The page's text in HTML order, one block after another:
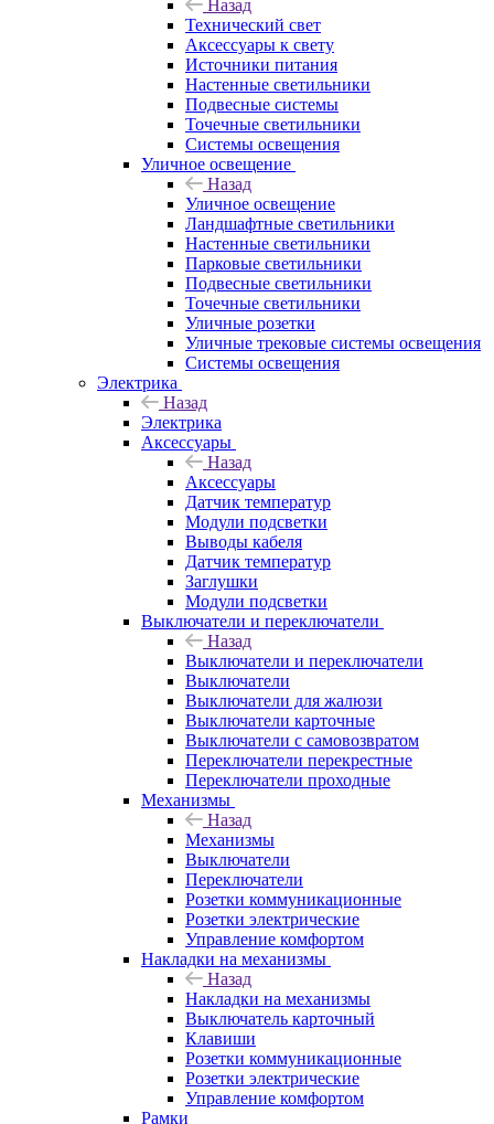
Назад
Технический свет
Аксессуары к свету
Источники питания
Настенные светильники
Подвесные системы
Точечные светильники
Системы освещения
Уличное освещение
Назад
Уличное освещение
Ландшафтные светильники
Настенные светильники
Парковые светильники
Подвесные светильники
Точечные светильники
Уличные розетки
Уличные трековые системы освещения
Системы освещения
Электрика
Назад
Электрика
Аксессуары
Назад
Аксессуары
Датчик температур
Модули подсветки
Выводы кабеля
Датчик температур
Заглушки
Модули подсветки
Выключатели и переключатели
Назад
Выключатели и переключатели
Выключатели
Выключатели для жалюзи
Выключатели карточные
Выключатели с самовозвратом
Переключатели перекрестные
Переключатели проходные
Механизмы
Назад
Механизмы
Выключатели
Переключатели
Розетки коммуникационные
Розетки электрические
Управление комфортом
Накладки на механизмы
Назад
Накладки на механизмы
Выключатель карточный
Клавиши
Розетки коммуникационные
Розетки электрические
Управление комфортом
Рамки